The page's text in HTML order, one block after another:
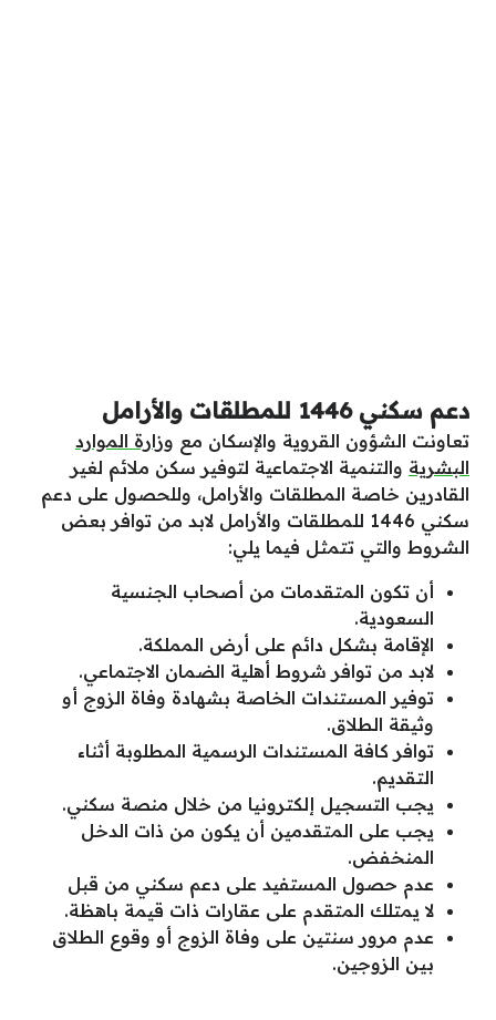
دعم سكني 1446 للمطلقات والأرامل
تعاونت الشؤون القروية والإسكان مع وزارة الموارد
البشرية والتنمية الاجتماعية لتوفير سكن ملائم لغير
القادرين خاصة المطلقات والأرامل، وللحصول على دعم
سكني 1446 للمطلقات والأرامل لابد من توافر بعض
الشروط والتي تتمثل فيما يلي:
أن تكون المتقدمات من أصحاب الجنسية
السعودية.
الإقامة بشكل دائم على أرض المملكة.
لابد من توافر شروط أهلية الضمان الاجتماعي.
توفير المستندات الخاصة بشهادة وفاة الزوج أو
وثيقة الطلاق.
توافر كافة المستندات الرسمية المطلوبة أثناء
التقديم.
يجب التسجيل إلكترونيا من خلال منصة سكني.
يجب على المتقدمين أن يكون من ذات الدخل
المنخفض.
عدم حصول المستفيد على دعم سكني من قبل
لا يمتلك المتقدم على عقارات ذات قيمة باهظة.
عدم مرور سنتين على وفاة الزوج أو وقوع الطلاق
بين الزوجين.